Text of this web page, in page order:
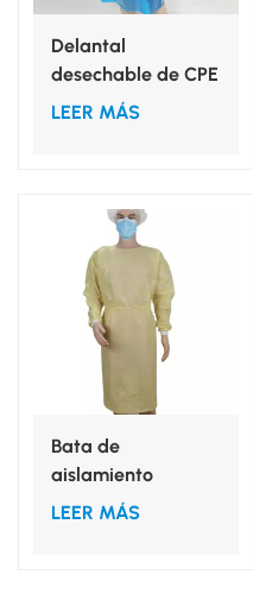
Delantal
desechable de CPE
a medida para
LEER MÁS
Bata de
aislamiento
desechable de
LEER MÁS